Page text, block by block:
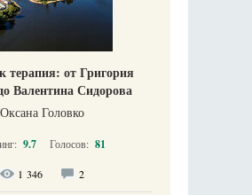
терапия: от Григория
Валентина Сидорова
Оксана Головко
9.7 Голосов: 81
1 346 2